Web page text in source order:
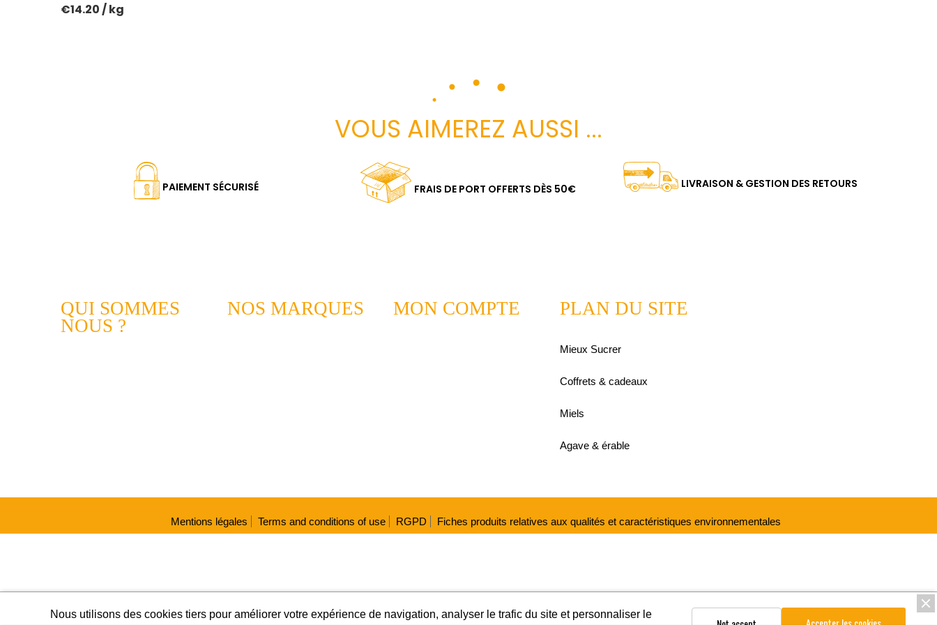
€14.20 / kg
VOUS AIMEREZ AUSSI ...
PAIEMENT SÉCURISÉ FRAIS DE PORT OFFERTS DÈS 50€ LIVRAISON & GESTION DES RETOURS
QUI SOMMES
NOUS ?
NOS MARQUES MON COMPTE PLAN DU SITE
Mieux Sucrer
Coffrets & cadeaux
Miels
Agave & érable
Mentions légales Terms and conditions of use RGPD Fiches produits relatives aux qualités et caractéristiques environnementales
Nous utilisons des cookies tiers pour améliorer votre expérience de navigation, analyser le trafic du site et personnaliser le